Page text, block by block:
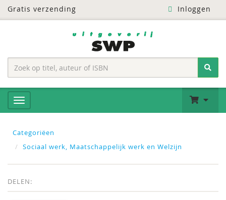
Gratis verzending Inloggen
Categoriëen
Sociaal werk, Maatschappelijk werk en Welzijn
DELEN: